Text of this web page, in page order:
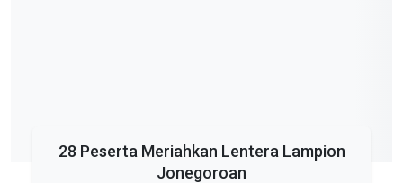
28 Peserta Meriahkan Lentera Lampion
Jonegoroan